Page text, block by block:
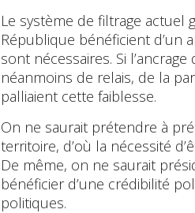
Le système de filtrage
République bénéficient d’un
sont nécessaires. Si
néanmoins de relais, de la
palliaient cette faiblesse.
On ne saurait prétendre à
territoire, d’où la nécessité
De même, on ne saurait
bénéficier d’une crédibilité
politiques.